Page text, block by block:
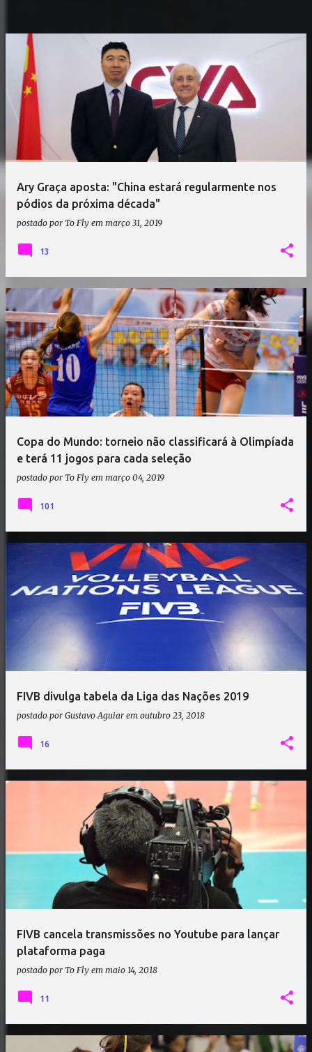
Ary Graça aposta: "China estará regularmente nos
pódios da próxima década"
postado por To Fly em março 31, 2019
13
Copa do Mundo: torneio não classificará à Olimpíada
e terá 11 jogos para cada seleção
postado por To Fly em março 04, 2019
101
FIVB divulga tabela da Liga das Nações 2019
postado por Gustavo Aguiar em outubro 23, 2018
16
FIVB cancela transmissões no Youtube para lançar
plataforma paga
postado por To Fly em maio 14, 2018
11